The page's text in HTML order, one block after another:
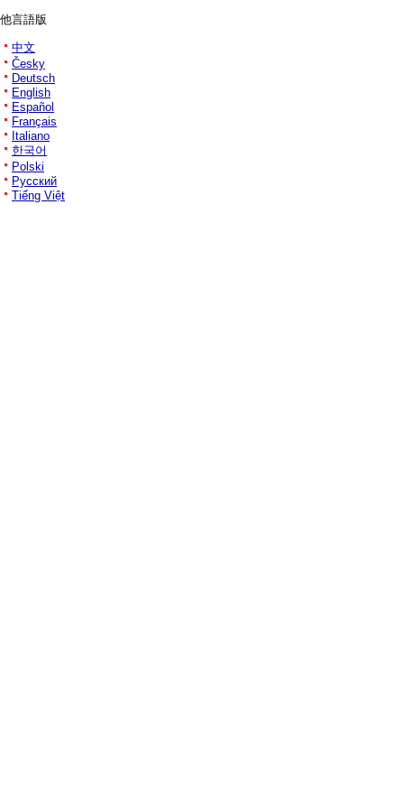
他言語版
中文
Česky
Deutsch
English
Español
Français
Italiano
한국어
Polski
Русский
Tiếng Việt